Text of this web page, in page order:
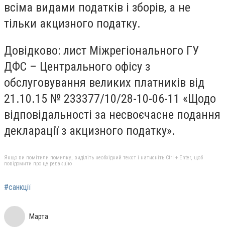
всіма видами податків і зборів, а не
тільки акцизного податку.
Довідково: лист Міжрегіонального ГУ
ДФС – Центрального офісу з
обслуговування великих платників від
21.10.15 № 233377/10/28-10-06-11 «Щодо
відповідальності за несвоєчасне подання
декларації з акцизного податку».
Якщо ви помітили помилку, виділіть необхідний текст і натисніть Ctrl + Enter, щоб
повідомити про це редакцію
#санкції
Марта